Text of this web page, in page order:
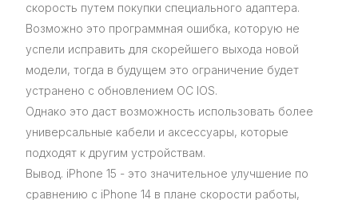
скорость путем покупки специального адаптера.
Возможно это программная ошибка, которую не
успели исправить для скорейшего выхода новой
модели, тогда в будущем это ограничение будет
устранено с обновлением ОС IOS.
Однако это даст возможность использовать более
универсальные кабели и аксессуары, которые
подходят к другим устройствам.
Вывод. iPhone 15 - это значительное улучшение по
сравнению с iPhone 14 в плане скорости работы,